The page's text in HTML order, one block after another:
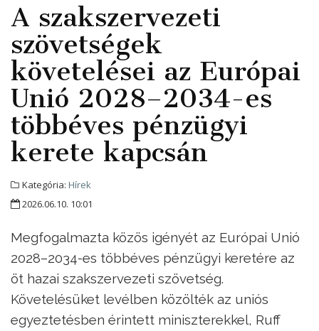
A szakszervezeti
szövetségek
követelései az Európai
Unió 2028–2034-es
többéves pénzügyi
kerete kapcsán
Kategória: Hírek
2026.06.10. 10:01
Megfogalmazta közös igényét az Európai Unió
2028–2034-es többéves pénzügyi keretére az
öt hazai szakszervezeti szövetség.
Követelésüket levélben közölték az uniós
egyeztetésben érintett miniszterekkel, Ruff